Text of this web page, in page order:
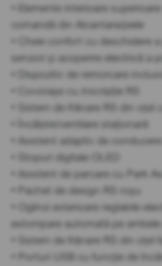
• Elemente interioare
comandă din Alcantara/piele
• Cheie confort cu deschidere
senzori și acoperire electrică a
• Dispozitiv de remorcare
• Covorașe cu inscripție RS
• Sistem de frânare RS din oțel
• Încălzire/ventilare staționară
• Asistent adaptiv de
• Stopuri digitale OLED
• Asistent de parcare cu Park
• Pachet de design RS roșu
• Oglinzi exterioare reglabile
estompare automată pe
• Sistem de frânare RS din oțel
• Porturi USB cu funcție de